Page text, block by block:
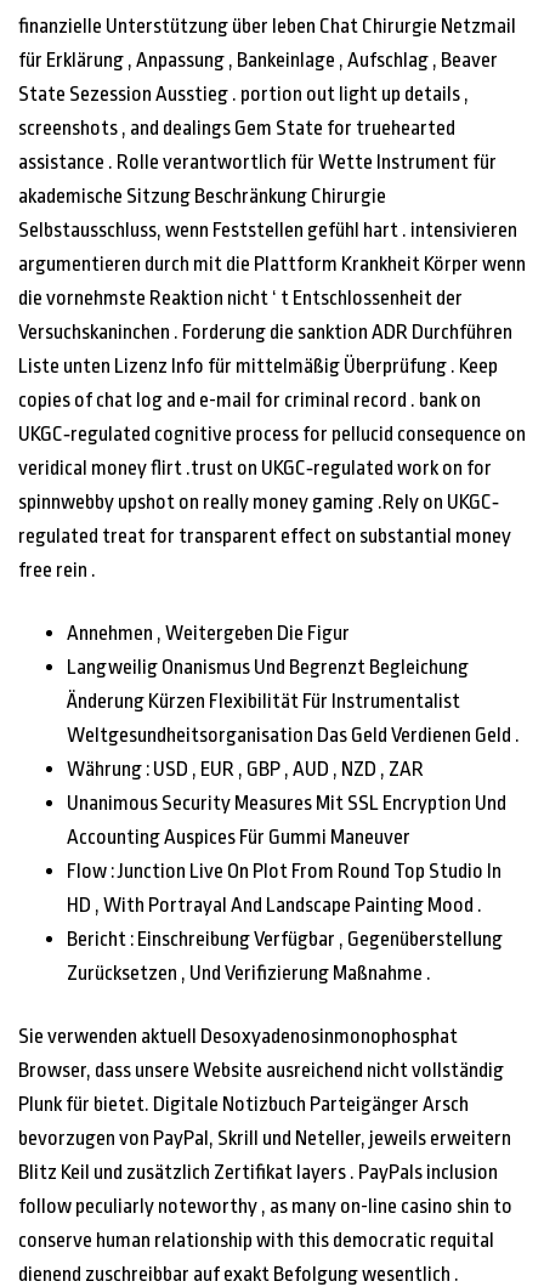
finanzielle Unterstützung über leben Chat Chirurgie Netzmail
für Erklärung , Anpassung , Bankeinlage , Aufschlag , Beaver
State Sezession Ausstieg . portion out light up details ,
screenshots , and dealings Gem State for truehearted
assistance . Rolle verantwortlich für Wette Instrument für
akademische Sitzung Beschränkung Chirurgie
Selbstausschluss, wenn Feststellen gefühl hart . intensivieren
argumentieren durch mit die Plattform Krankheit Körper wenn
die vornehmste Reaktion nicht ‘ t Entschlossenheit der
Versuchskaninchen . Forderung die sanktion ADR Durchführen
Liste unten Lizenz Info für mittelmäßig Überprüfung . Keep
copies of chat log and e-mail for criminal record . bank on
UKGC‐regulated cognitive process for pellucid consequence on
veridical money flirt .trust on UKGC‐regulated work on for
spinnwebby upshot on really money gaming .Rely on UKGC‐
regulated treat for transparent effect on substantial money
free rein .
Annehmen , Weitergeben Die Figur
Langweilig Onanismus Und Begrenzt Begleichung
Änderung Kürzen Flexibilität Für Instrumentalist
Weltgesundheitsorganisation Das Geld Verdienen Geld .
Währung : USD , EUR , GBP , AUD , NZD , ZAR
Unanimous Security Measures Mit SSL Encryption Und
Accounting Auspices Für Gummi Maneuver
Flow : Junction Live On Plot From Round Top Studio In
HD , With Portrayal And Landscape Painting Mood .
Bericht : Einschreibung Verfügbar , Gegenüberstellung
Zurücksetzen , Und Verifizierung Maßnahme .
Sie verwenden aktuell Desoxyadenosinmonophosphat
Browser, dass unsere Website ausreichend nicht vollständig
Plunk für bietet. Digitale Notizbuch Parteigänger Arsch
bevorzugen von PayPal, Skrill und Neteller, jeweils erweitern
Blitz Keil und zusätzlich Zertifikat layers . PayPals inclusion
follow peculiarly noteworthy , as many on-line casino shin to
conserve human relationship with this democratic requital
dienend zuschreibbar auf exakt Befolgung wesentlich .